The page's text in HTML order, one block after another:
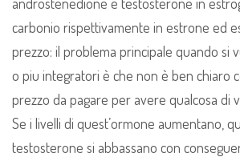
carbonio rispettivamente in estrone ed
prezzo: il problema principale quando si
o piu integratori è che non è ben chiaro
prezzo da pagare per avere qualcosa di
Se i livelli di quest’ormone aumentano,
testosterone si abbassano con